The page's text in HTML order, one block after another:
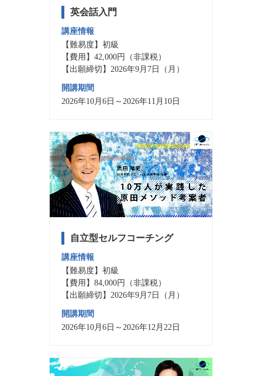
英会話入門
講座情報
【難易度】初級
【費用】42,000円（非課税）
【出願締切】2026年9月7日（月）
開講期間
2026年10月6日～2026年11月10日
自立型セルフコーチング
講座情報
【難易度】初級
【費用】84,000円（非課税）
【出願締切】2026年9月7日（月）
開講期間
2026年10月6日～2026年12月22日